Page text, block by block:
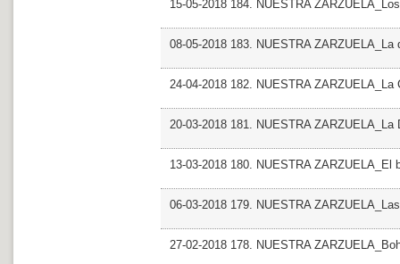
15-05-2018 184. NUESTRA
08-05-2018 183. NUESTRA ZARZUELA_La
24-04-2018 182. NUESTRA ZARZUELA_La
20-03-2018 181. NUESTRA ZARZUELA_La
13-03-2018 180. NUESTRA ZARZUELA_El
06-03-2018 179. NUESTRA
27-02-2018 178. NUESTRA